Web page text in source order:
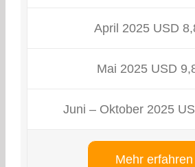
April 2025 USD
Mai 2025 USD
Juni – Oktober 2025
Mehr erfahren